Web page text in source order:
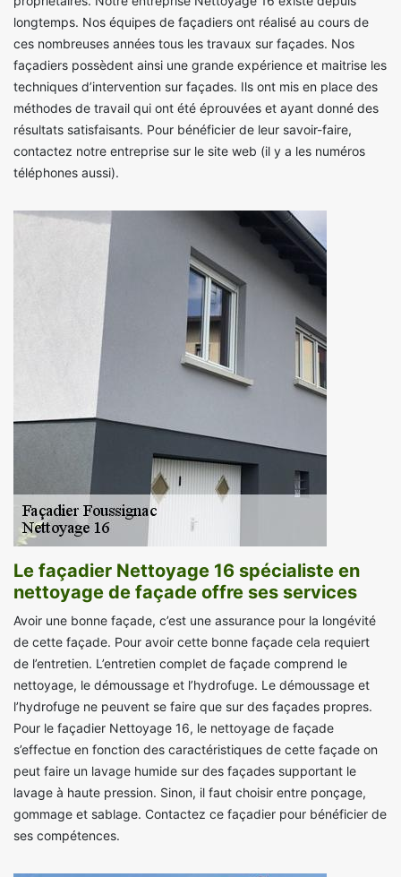
longtemps. Nos équipes de façadiers ont réalisé au cours de
ces nombreuses années tous les travaux sur façades. Nos
façadiers possèdent ainsi une grande expérience et maitrise les
techniques d’intervention sur façades. Ils ont mis en place des
méthodes de travail qui ont été éprouvées et ayant donné des
résultats satisfaisants. Pour bénéficier de leur savoir-faire,
contactez notre entreprise sur le site web (il y a les numéros
téléphones aussi).
Le façadier Nettoyage 16 spécialiste en
nettoyage de façade offre ses services
Avoir une bonne façade, c’est une assurance pour la longévité
de cette façade. Pour avoir cette bonne façade cela requiert
de l’entretien. L’entretien complet de façade comprend le
nettoyage, le démoussage et l’hydrofuge. Le démoussage et
l’hydrofuge ne peuvent se faire que sur des façades propres.
Pour le façadier Nettoyage 16, le nettoyage de façade
s’effectue en fonction des caractéristiques de cette façade on
peut faire un lavage humide sur des façades supportant le
lavage à haute pression. Sinon, il faut choisir entre ponçage,
gommage et sablage. Contactez ce façadier pour bénéficier de
ses compétences.